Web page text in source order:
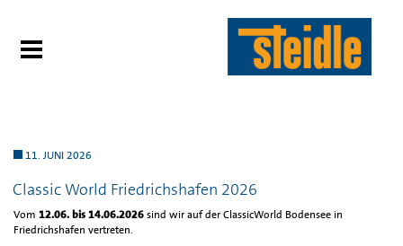
11. JUNI 2026
Classic World Friedrichshafen 2026
Vom 12.06. bis 14.06.2026sind wir auf der ClassicWorld Bodensee in
Friedrichshafen vertreten.